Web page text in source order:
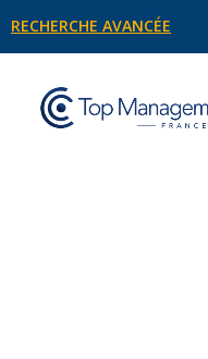
RECHERCHE AVANCÉE